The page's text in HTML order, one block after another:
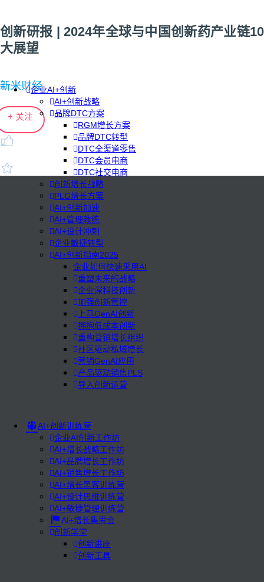
企业AI+创新
AI+创新战略
品牌DTC方案
RGM增长方案
品牌DTC转型
DTC全渠道零售
DTC会员电商
DTC社交电商
创新增长战略
PLG增长方案
AI+创新加速
AI+管理教练
AI+设计冲刺
企业敏捷转型
AI+创新指南2025
企业如何快速采用AI
重塑未来的战略
企业深科技创新
加强创新管控
上马GenAI创新
拥抱低成本创新
重构营销增长组织
社区驱动私域增长
营销GenAI应用
产品驱动销售PLS
导入创新运营
AI+创新训练营
企业AI创新工作坊
AI+增长战略工作坊
AI+品牌增长工作坊
AI+销售增长工作坊
AI+增长黑客训练营
AI+设计思维训练营
AI+敏捷管理训练营
AI+增长集思会
创新学堂
创新讲座
创新工具
创新研报 | 2024年全球与中国创新药产业链10
大展望
新米财经
+ 关注